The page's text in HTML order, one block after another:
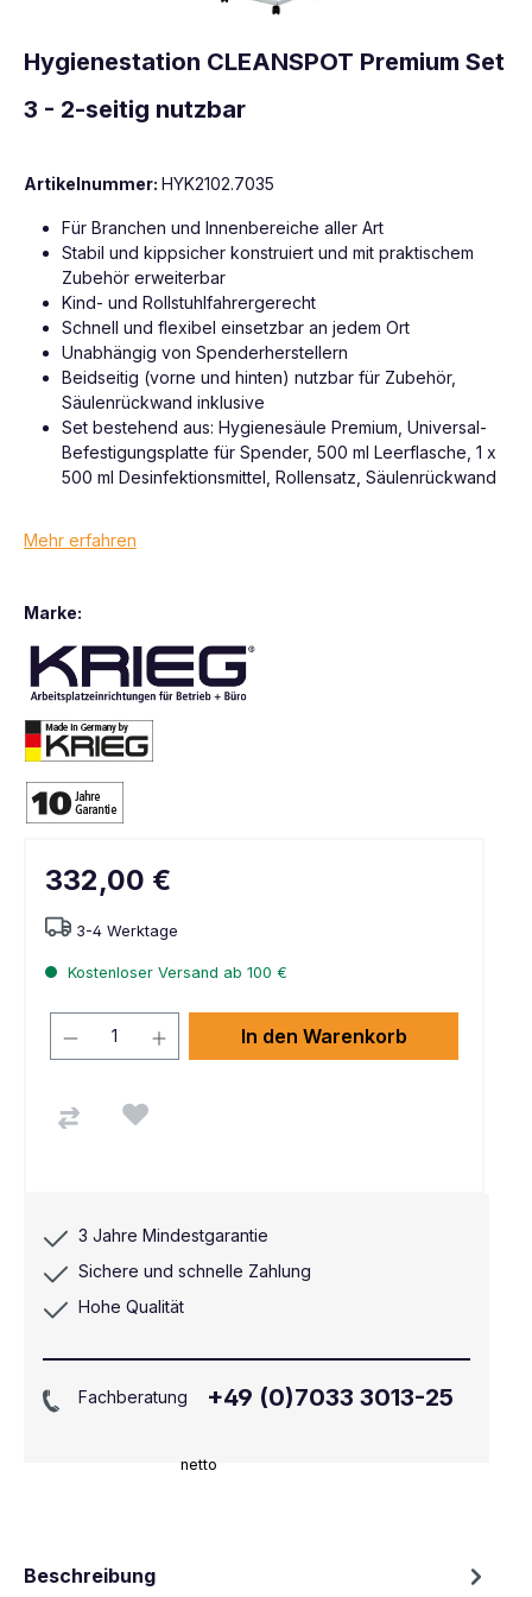
Hygienestation CLEANSPOT Premium Set
3 - 2-seitig nutzbar
Artikelnummer: HYK2102.7035
Für Branchen und Innenbereiche aller Art
Stabil und kippsicher konstruiert und mit praktischem
Zubehör erweiterbar
Kind- und Rollstuhlfahrergerecht
Schnell und flexibel einsetzbar an jedem Ort
Unabhängig von Spenderherstellern
Beidseitig (vorne und hinten) nutzbar für Zubehör,
Säulenrückwand inklusive
Set bestehend aus: Hygienesäule Premium, Universal-
Befestigungsplatte für Spender, 500 ml Leerflasche, 1 x
500 ml Desinfektionsmittel, Rollensatz, Säulenrückwand
Mehr erfahren
Marke:
332,00 €
netto
3-4 Werktage
Kostenloser Versand ab 100 €
In den Warenkorb
3 Jahre Mindestgarantie
Sichere und schnelle Zahlung
Hohe Qualität
Fachberatung +49 (0)7033 3013-25
Beschreibung